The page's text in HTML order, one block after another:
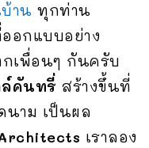
าน ทุกท่าน
อกแบบอย่าง
กเพื่อนๆ กันครับ
คันทรี่ สร้างขึ้นที่
นาม เป็นผล
Architects เราลอง